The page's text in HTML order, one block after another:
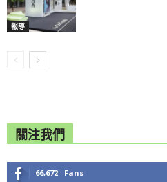
報導
關注我們
66,672 Fans